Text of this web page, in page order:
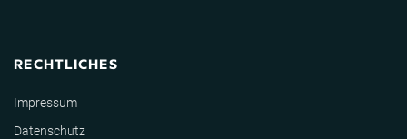
RECHTLICHES
Impressum
Datenschutz